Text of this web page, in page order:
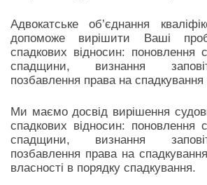
Адвокатське об’єднання
допоможе вирішити Ваші
спадкових відносин: поновлення
спадщини, визнання
позбавлення права на
Ми маємо досвід вирішення
спадкових відносин: поновлення
спадщини, визнання
позбавлення права на
власності в порядку спадкування.